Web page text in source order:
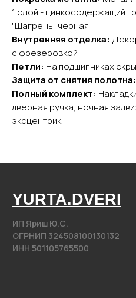
1 слой - цинкосодержащий
"Шагрень" черная
Внутренняя отделка:
с фрезеровкой
Петли: На подшипниках
Защита от снятия полотна:
Полный комплект:
дверная ручка, ночная
эксцентрик.
Фурнитура
Арки
Межкомнатные двери
Свяжитесь с нами
Входные двери
yurta.2020@mail.ru
+7 (985) 279 63 04
Контакты
Разработка сайта
Политика конфиденциальности
@2020−2025. Все права защищены.